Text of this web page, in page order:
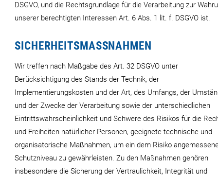
DSGVO, und die Rechtsgrundlage für die Verarbeitung zur
unserer berechtigten Interessen Art. 6 Abs. 1 lit. f. DSGVO ist.
SICHERHEITSMASSNAHMEN
Wir treffen nach Maßgabe des Art. 32 DSGVO unter
Berücksichtigung des Stands der Technik, der
Implementierungskosten und der Art, des Umfangs, der
und der Zwecke der Verarbeitung sowie der unterschiedlichen
Eintrittswahrscheinlichkeit und Schwere des Risikos für die
und Freiheiten natürlicher Personen, geeignete technische und
organisatorische Maßnahmen, um ein dem Risiko
Schutzniveau zu gewährleisten. Zu den Maßnahmen gehören
insbesondere die Sicherung der Vertraulichkeit, Integrität und